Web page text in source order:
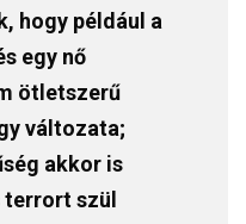
hogy például a
egy nő
ötletszerű
változata;
akkor is
szül